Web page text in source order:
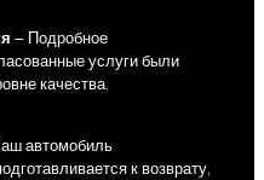
– Подробное
услуги были
качества.
автомобиль
к возврату,